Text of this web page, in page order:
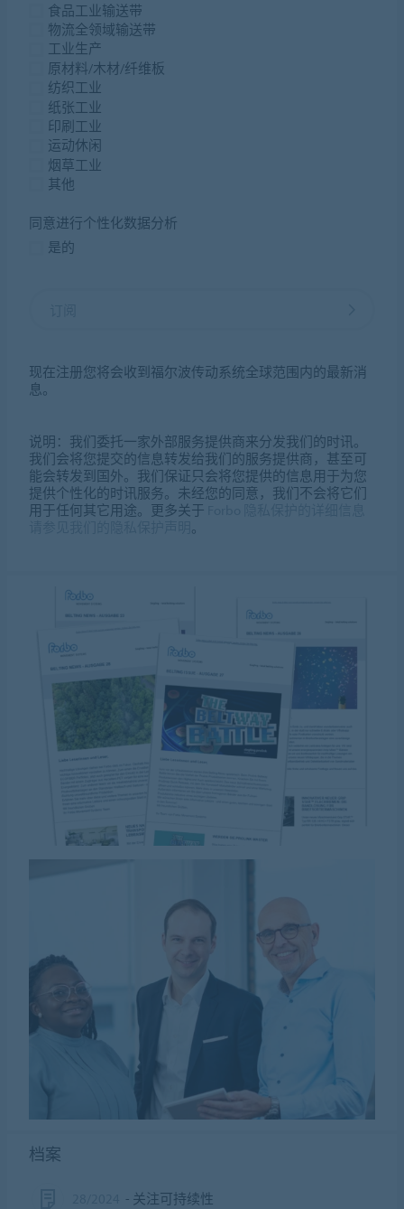
食品工业输送带
物流全领域输送带
工业生产
原材料/木材/纤维板
纺织工业
纸张工业
印刷工业
运动休闲
烟草工业
其他
同意进行个性化数据分析
是的
现在注册您将会收到福尔波传动系统全球范围内的最新消
息。
说明：我们委托一家外部服务提供商来分发我们的时讯。
我们会将您提交的信息转发给我们的服务提供商，甚至可
能会转发到国外。我们保证只会将您提供的信息用于为您
提供个性化的时讯服务。未经您的同意，我们不会将它们
用于任何其它用途。更多关于
。
档案
- 关注可持续性